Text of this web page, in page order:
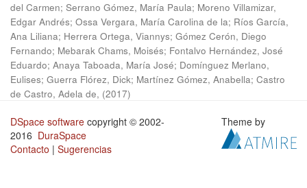
del Carmen; Serrano Gómez, María Paula; Moreno Villamizar,
Edgar Andrés; Ossa Vergara, María Carolina de la; Ríos García,
Ana Liliana; Herrera Ortega, Viannys; Gómez Cerón, Diego
Fernando; Mebarak Chams, Moisés; Fontalvo Hernández, José
Eduardo; Anaya Taboada, María José; Domínguez Merlano,
Eulises; Guerra Flórez, Dick; Martínez Gómez, Anabella; Castro
de Castro, Adela de, (2017)
DSpace software copyright © 2002-
2016 DuraSpace
Contacto | Sugerencias
Theme by